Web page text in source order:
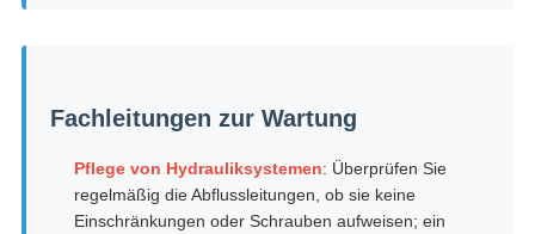
Fachleitungen zur Wartung
Pflege von Hydrauliksystemen: Überprüfen Sie
regelmäßig die Abflussleitungen, ob sie keine
Einschränkungen oder Schrauben aufweisen; ein